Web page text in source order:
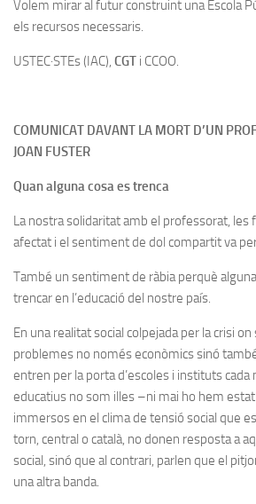
Volem mirar al futur construint una Escola
els recursos necessaris.
USTEC·STEs (IAC), CGT i CCOO.
COMUNICAT DAVANT LA MORT D’UN
JOAN FUSTER
Quan alguna cosa es trenca
La nostra solidaritat amb el professorat, les
afectat i el sentiment de dol compartit va
També un sentiment de ràbia perquè alguna
trencar en l’educació del nostre país.
En una realitat social colpejada per la crisi on
problemes no només econòmics sinó
entren per la porta d’escoles i instituts cada
educatius no som illes –ni mai ho hem
immersos en el clima de tensió social que
torn, central o català, no donen resposta a
social, sinó que al contrari, parlen que el
una altra banda.